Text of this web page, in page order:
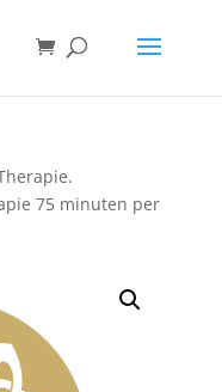
75 minuten per